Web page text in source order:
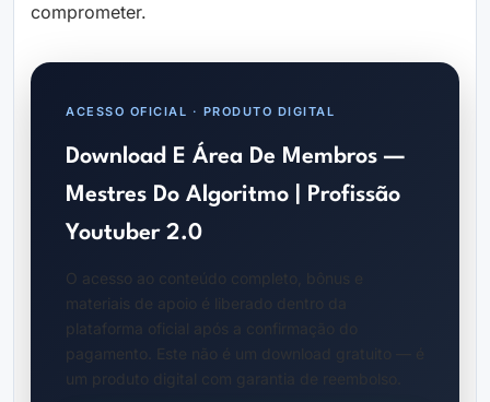
comprometer.
ACESSO OFICIAL · PRODUTO DIGITAL
Download E Área De Membros —
Mestres Do Algoritmo | Profissão
Youtuber 2.0
O acesso ao conteúdo completo, bônus e
materiais de apoio é liberado dentro da
plataforma oficial após a confirmação do
pagamento. Este não é um download gratuito — é
um produto digital com garantia de reembolso.